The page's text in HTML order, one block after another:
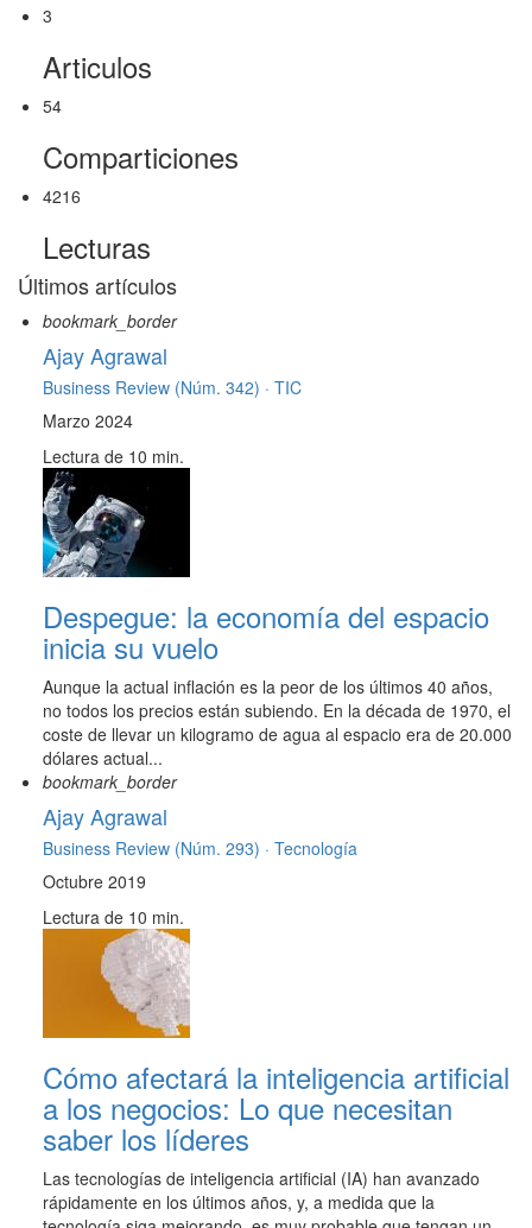
3
Articulos
54
Comparticiones
4216
Lecturas
Últimos artículos
bookmark_border
Ajay Agrawal
Business Review (Núm. 342) · TIC
Marzo 2024
Lectura de 10 min.
Despegue: la economía del espacio
inicia su vuelo
Aunque la actual inflación es la peor de los últimos 40 años,
no todos los precios están subiendo. En la década de 1970, el
coste de llevar un kilogramo de agua al espacio era de 20.000
dólares actual...
bookmark_border
Ajay Agrawal
Business Review (Núm. 293) · Tecnología
Octubre 2019
Lectura de 10 min.
Cómo afectará la inteligencia artificial
a los negocios: Lo que necesitan
saber los líderes
Las tecnologías de inteligencia artificial (IA) han avanzado
rápidamente en los últimos años, y, a medida que la